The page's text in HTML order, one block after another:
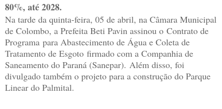
80%, até 2028.
Na tarde da quinta-feira, 05 de abril, na Câmara Municipal
de Colombo, a Prefeita Beti Pavin assinou o Contrato de
Programa para Abastecimento de Água e Coleta de
Tratamento de Esgoto firmado com a Companhia de
Saneamento do Paraná (Sanepar). Além disso, foi
divulgado também o projeto para a construção do Parque
Linear do Palmital.